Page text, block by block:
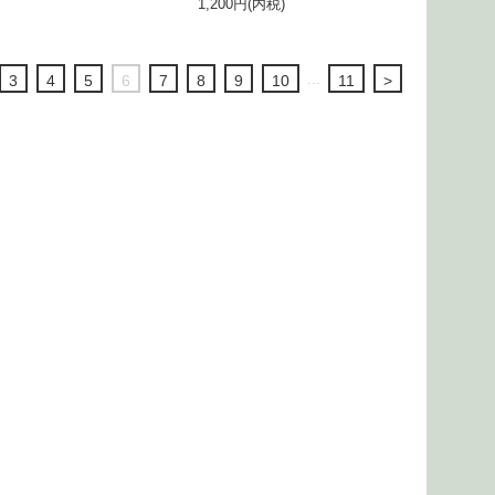
1,200円(内税)
3 4 5 6 7 8 9 10 ... 11 >